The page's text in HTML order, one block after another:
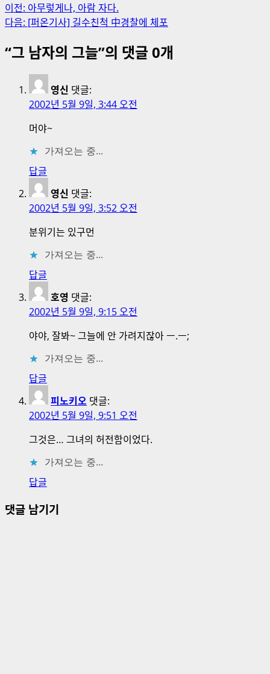
게
시
물
이전: 아무렇게나, 아람 자다.
다음: [퍼온기사] 길수친척 中경찰에 체포
“그 남자의 그늘”의 댓글 0개
영신 댓글:
2002년 5월 9일, 3:44 오전
머야~
가져오는 중...
답글
영신 댓글:
2002년 5월 9일, 3:52 오전
분위기는 있구먼
가져오는 중...
답글
호영 댓글:
2002년 5월 9일, 9:15 오전
야야, 잘봐~ 그늘에 안 가려지잖아 ㅡ.ㅡ;
가져오는 중...
답글
피노키오 댓글:
2002년 5월 9일, 9:51 오전
그것은… 그녀의 허전함이었다.
가져오는 중...
답글
댓글 남기기